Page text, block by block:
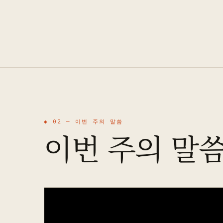
◆ 02 — 이번 주의 말씀
이번 주의 말